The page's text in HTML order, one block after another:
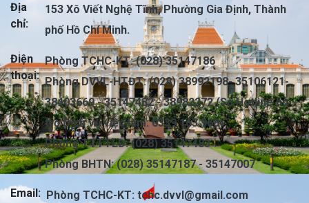
Địa
chỉ:
153 Xô Viết Nghệ Tĩnh, Phường Gia Định, Thành
phố Hồ Chí Minh.
Điện
thoại:
Phòng TCHC-KT: (028) 35147186
Phòng DVVL-HTĐT: (028) 38992198- 35106121-
38403669 - 35147482 - 38982272 (Số Hotline hỗ
trợ Dịch vụ việc làm: 0339 163 968)
Phòng TTTTLĐ: (028) 35147483
Phòng BHTN: (028) 35147187 - 35147007
Email: Phòng TCHC-KT: tchc.dvvl@gmail.com